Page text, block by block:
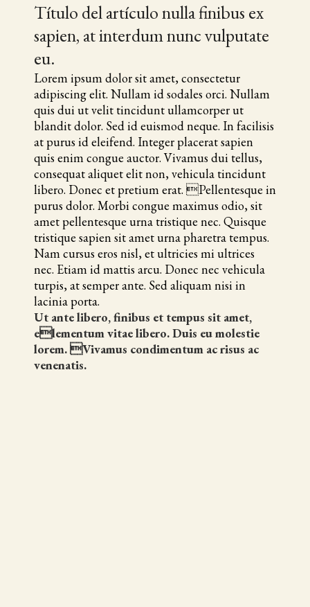
Título del artículo nulla finibus ex
sapien, at interdum nunc vulputate
eu.
Lorem ipsum dolor sit amet, consectetur
adipiscing elit. Nullam id sodales orci. Nullam
quis dui ut velit tincidunt ullamcorper ut
blandit dolor. Sed id euismod neque. In facilisis
at purus id eleifend. Integer placerat sapien
quis enim congue auctor. Vivamus dui tellus,
consequat aliquet elit non, vehicula tincidunt
libero. Donec et pretium erat. Pellentesque in
purus dolor. Morbi congue maximus odio, sit
amet pellentesque urna tristique nec. Quisque
tristique sapien sit amet urna pharetra tempus.
Nam cursus eros nisl, et ultricies mi ultrices
nec. Etiam id mattis arcu. Donec nec vehicula
turpis, at semper ante. Sed aliquam nisi in
lacinia porta.
Ut ante libero, finibus et tempus sit amet,
elementum vitae libero. Duis eu molestie
lorem. Vivamus condimentum ac risus ac
venenatis.